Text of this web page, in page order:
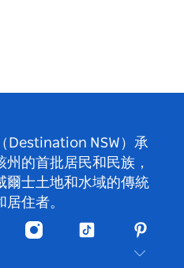
Destination NSW）承
的首批居民和民族，
爾士土地和水域的傳統
居住者。
Instagram
抖